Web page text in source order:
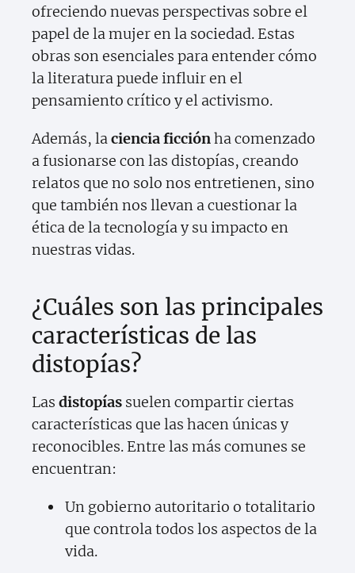
ofreciendo nuevas perspectivas sobre el
papel de la mujer en la sociedad. Estas
obras son esenciales para entender cómo
la literatura puede influir en el
pensamiento crítico y el activismo.
Además, laciencia ficciónha comenzado
a fusionarse con las distopías, creando
relatos que no solo nos entretienen, sino
que también nos llevan a cuestionar la
ética de la tecnología y su impacto en
nuestras vidas.
¿Cuáles son las principales
características de las
distopías?
Las distopías suelen compartir ciertas
características que las hacen únicas y
reconocibles. Entre las más comunes se
encuentran:
Un gobierno autoritario o totalitario
que controla todos los aspectos de la
vida.